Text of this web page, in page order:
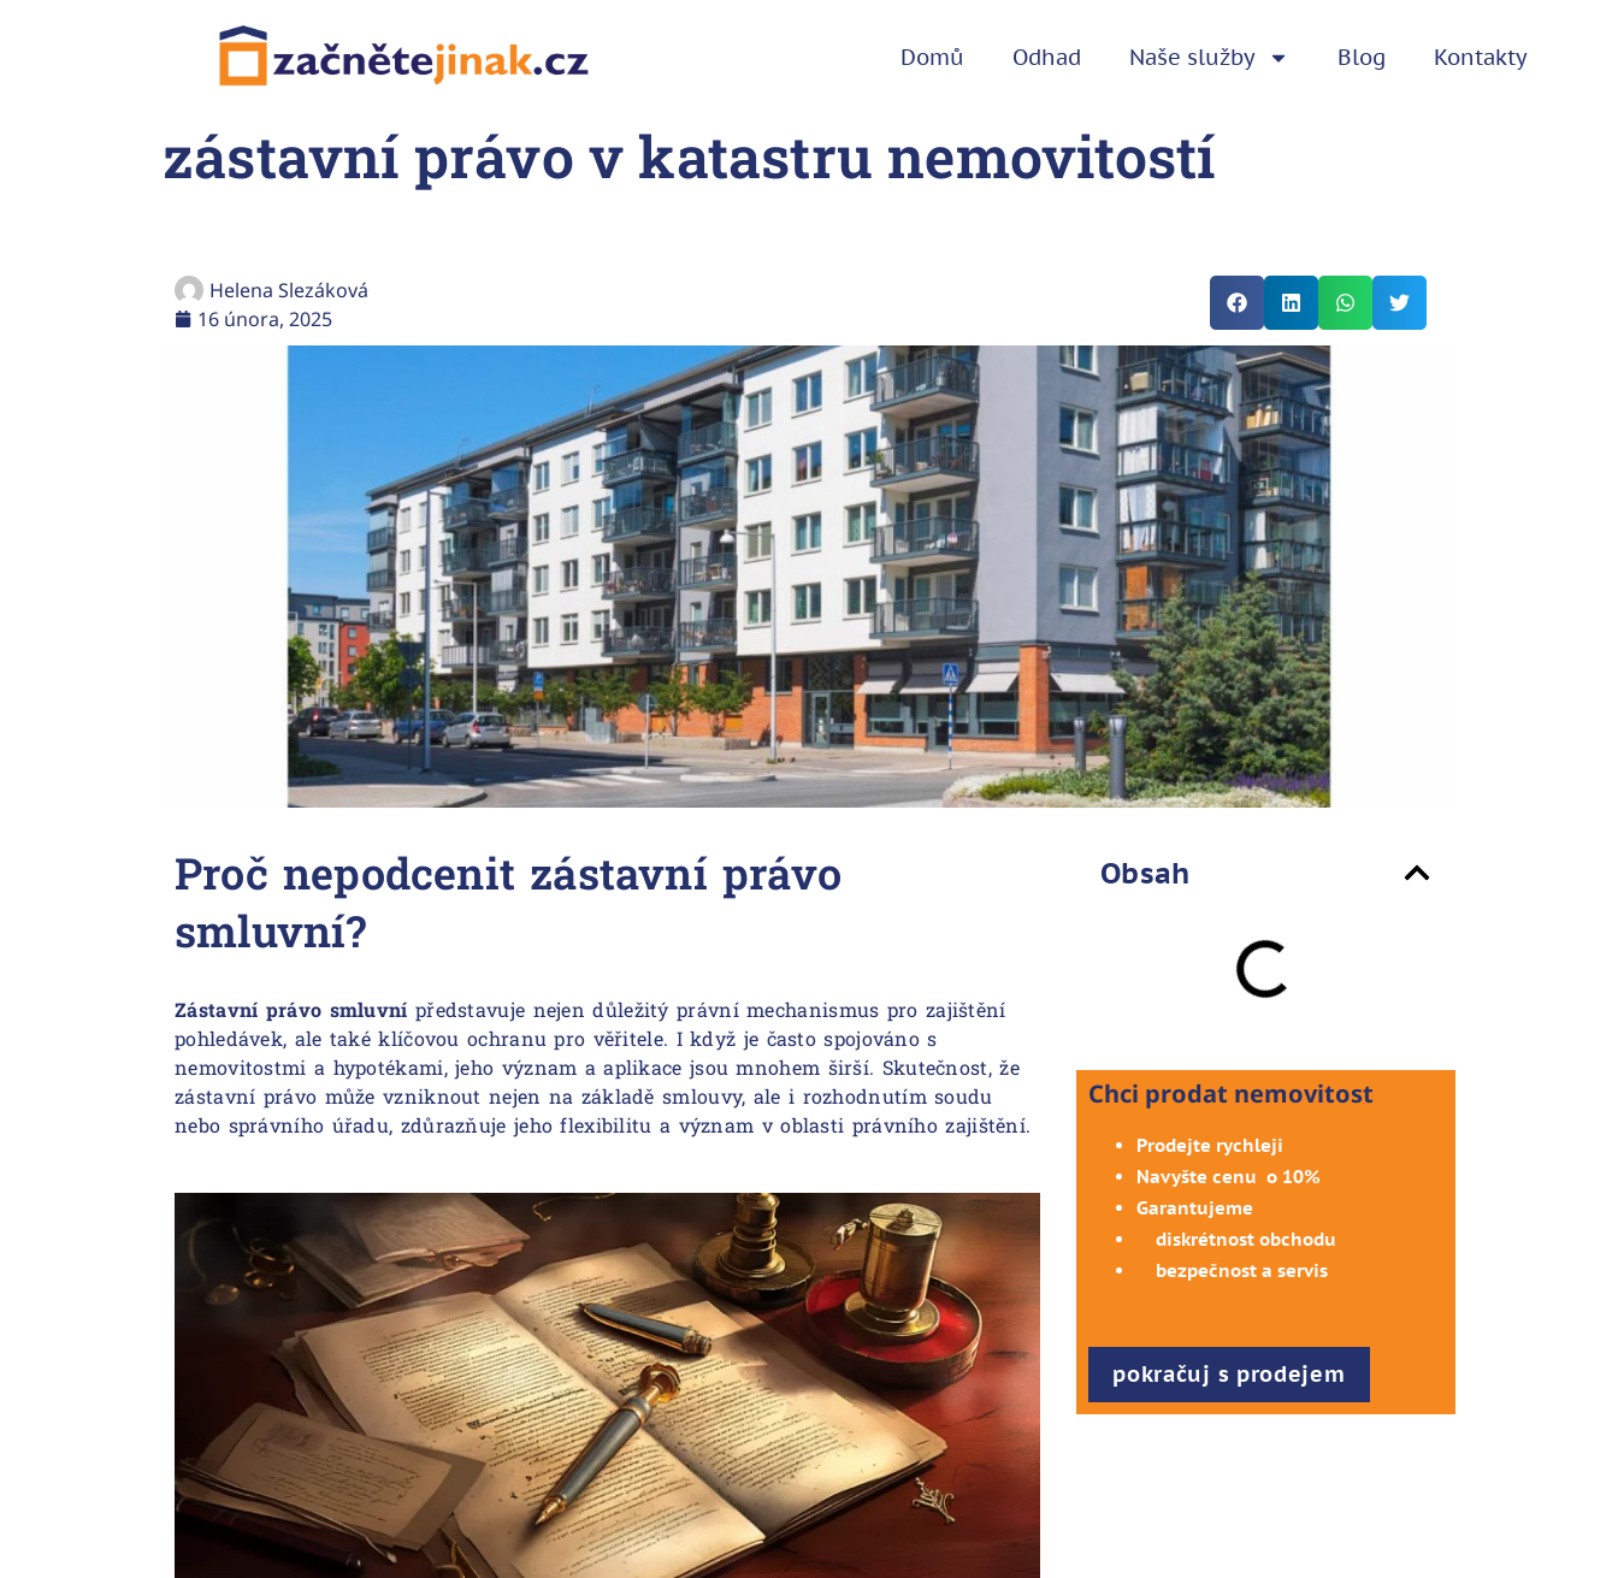
Domů Odhad Naše služby Blog Kontakty
zástavní právo v katastru nemovitostí
Helena Slezáková
16 února, 2025
Proč nepodcenit zástavní právo
smluvní?
Zástavní právo smluvní představuje nejen důležitý právní mechanismus pro zajištění
pohledávek, ale také klíčovou ochranu pro věřitele. I když je často spojováno s
nemovitostmi a hypotékami, jeho význam a aplikace jsou mnohem širší. Skutečnost, že
zástavní právo může vzniknout nejen na základě smlouvy, ale i rozhodnutím soudu
nebo správního úřadu, zdůrazňuje jeho flexibilitu a význam v oblasti právního zajištění.
Obsah
Chci prodat nemovitost
Prodejte rychleji
Navyšte cenu o 10%
Garantujeme
diskrétnost obchodu
bezpečnost a servis
pokračuj s prodejem